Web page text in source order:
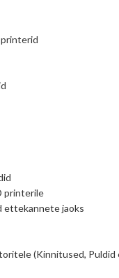
printerile
ettekannete jaoks
(Kinnitused, Puldid